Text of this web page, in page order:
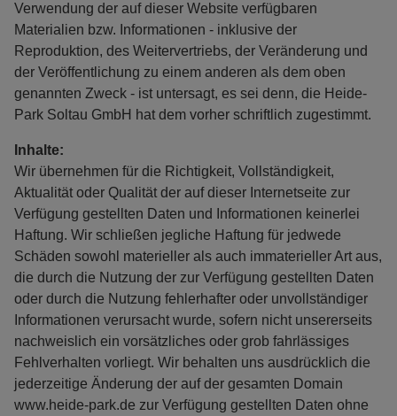
Verwendung der auf dieser Website verfügbaren
Materialien bzw. Informationen - inklusive der
Reproduktion, des Weitervertriebs, der Veränderung und
der Veröffentlichung zu einem anderen als dem oben
genannten Zweck - ist untersagt, es sei denn, die Heide-
Park Soltau GmbH hat dem vorher schriftlich zugestimmt.
Inhalte:
Wir übernehmen für die Richtigkeit, Vollständigkeit,
Aktualität oder Qualität der auf dieser Internetseite zur
Verfügung gestellten Daten und Informationen keinerlei
Haftung. Wir schließen jegliche Haftung für jedwede
Schäden sowohl materieller als auch immaterieller Art aus,
die durch die Nutzung der zur Verfügung gestellten Daten
oder durch die Nutzung fehlerhafter oder unvollständiger
Informationen verursacht wurde, sofern nicht unsererseits
nachweislich ein vorsätzliches oder grob fahrlässiges
Fehlverhalten vorliegt. Wir behalten uns ausdrücklich die
jederzeitige Änderung der auf der gesamten Domain
www.heide-park.de zur Verfügung gestellten Daten ohne